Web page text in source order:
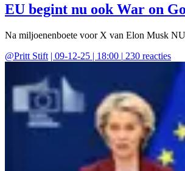
EU begint nu ook War on
Na miljoenenboete voor X van Elon Musk
@Pritt Stift | 09-12-25 | 18:00 | 230 reacties